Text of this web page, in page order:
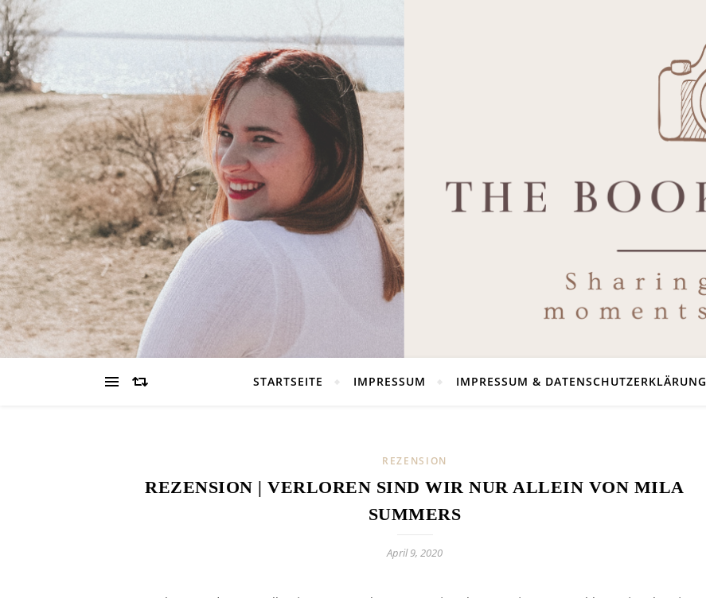
STARTSEITE IMPRESSUM IMPRESSUM & DATENSCHUTZERKLÄRUNG
REZENSION
REZENSION | VERLOREN SIND WIR NUR ALLEIN VON MILA
SUMMERS
April 9, 2020